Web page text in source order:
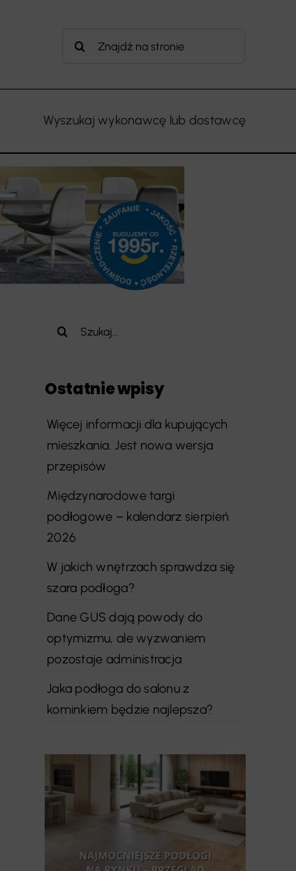
Szukaj
Wyszukaj wykonawcę lub dostawcę
Szukaj
Ostatnie wpisy
Więcej informacji dla kupujących
mieszkania. Jest nowa wersja
przepisów
Międzynarodowe targi
podłogowe – kalendarz sierpień
2026
W jakich wnętrzach sprawdza się
szara podłoga?
Dane GUS dają powody do
optymizmu, ale wyzwaniem
pozostaje administracja
Jaka podłoga do salonu z
kominkiem będzie najlepsza?